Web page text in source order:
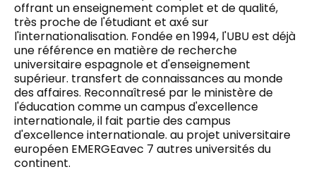
offrant un enseignement complet et de qualité,
très proche de l'étudiant et axé sur
l'internationalisation. Fondée en 1994, l'UBU est déjà
une référence en matière de recherche
universitaire espagnole et d'enseignement
supérieur. transfert de connaissancesau monde
des affaires. Reconnaîtresé par le ministère de
l'éducation comme un campus d'excellence
internationale, il fait partie des campus
d'excellence internationale. au projet universitaire
européen EMERGEavec 7 autres universités du
continent.